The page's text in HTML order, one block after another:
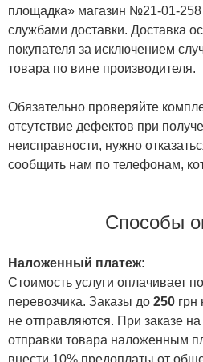
площадка» магазин №21-01-258
службами доставки. Доставка
покупателя за исключением
товара по вине производителя.
Обязательно проверяйте
отсутствие дефектов при
неисправности, нужно
сообщить нам по телефонам,
Способы
Наложенный платеж:
Стоимость услуги оплачивает
перевозчика. Заказы до 250
не отправляются. При заказе
отправки товара наложенным